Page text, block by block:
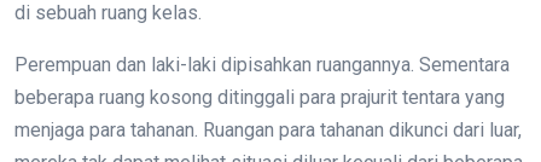
di sebuah ruang kelas.
Perempuan dan laki-laki dipisahkan ruangannya. Sementara
beberapa ruang kosong ditinggali para prajurit tentara yang
menjaga para tahanan. Ruangan para tahanan dikunci dari luar,